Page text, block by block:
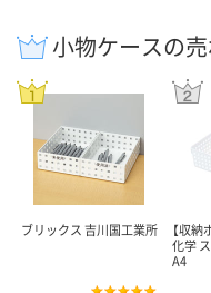
小物ケースの
ブリックス 吉川国工業所
【収納
化学
A4